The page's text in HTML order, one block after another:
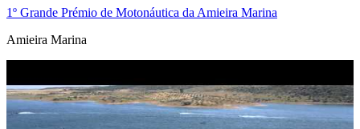
1º Grande Prémio de Motonáutica da Amieira Marina
Amieira Marina